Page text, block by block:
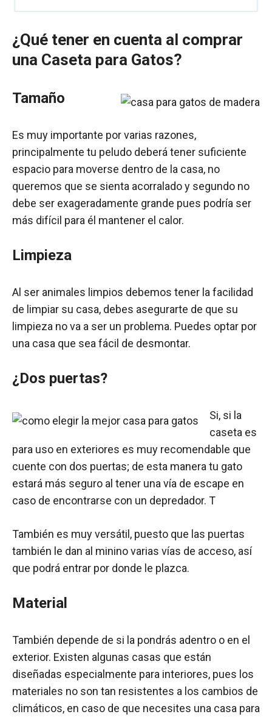
¿Qué tener en cuenta al comprar
una Caseta para Gatos?
Tamaño
Es muy importante por varias razones,
principalmente tu peludo deberá tener suficiente
espacio para moverse dentro de la casa, no
queremos que se sienta acorralado y segundo no
debe ser exageradamente grande pues podría ser
más difícil para él mantener el calor.
Limpieza
Al ser animales limpios debemos tener la facilidad
de limpiar su casa, debes asegurarte de que su
limpieza no va a ser un problema. Puedes optar por
una casa que sea fácil de desmontar.
¿Dos puertas?
Si, si la
caseta es
para uso en exteriores es muy recomendable que
cuente con dos puertas; de esta manera tu gato
estará más seguro al tener una vía de escape en
caso de encontrarse con un depredador. T
También es muy versátil, puesto que las puertas
también le dan al minino varias vías de acceso, así
que podrá entrar por donde le plazca.
Material
También depende de si la pondrás adentro o en el
exterior. Existen algunas casas que están
diseñadas especialmente para interiores, pues los
materiales no son tan resistentes a los cambios de
climáticos, en caso de que necesites una casa para